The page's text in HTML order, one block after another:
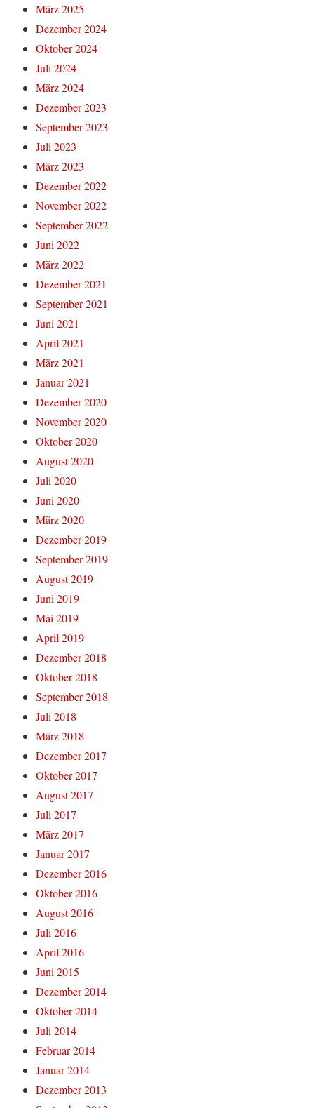
März 2025
Dezember 2024
Oktober 2024
Juli 2024
März 2024
Dezember 2023
September 2023
Juli 2023
März 2023
Dezember 2022
November 2022
September 2022
Juni 2022
März 2022
Dezember 2021
September 2021
Juni 2021
April 2021
März 2021
Januar 2021
Dezember 2020
November 2020
Oktober 2020
August 2020
Juli 2020
Juni 2020
März 2020
Dezember 2019
September 2019
August 2019
Juni 2019
Mai 2019
April 2019
Dezember 2018
Oktober 2018
September 2018
Juli 2018
März 2018
Dezember 2017
Oktober 2017
August 2017
Juli 2017
März 2017
Januar 2017
Dezember 2016
Oktober 2016
August 2016
Juli 2016
April 2016
Juni 2015
Dezember 2014
Oktober 2014
Juli 2014
Februar 2014
Januar 2014
Dezember 2013